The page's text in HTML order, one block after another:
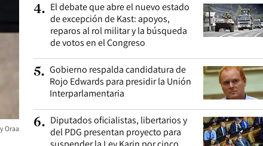
Oraa
4. El debate que abre el nuevo estado
de excepción de Kast: apoyos,
reparos al rol militar y la búsqueda
de votos en el Congreso
5. Gobierno respalda candidatura de
Rojo Edwards para presidir la Unión
Interparlamentaria
6. Diputados oficialistas, libertarios y
del PDG presentan proyecto para